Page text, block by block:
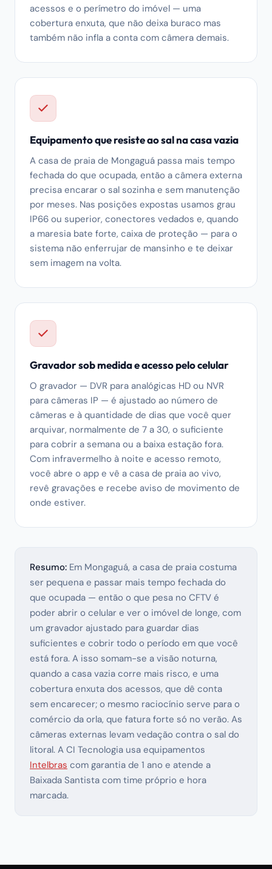
acessos e o perímetro do imóvel — uma
cobertura enxuta, que não deixa buraco mas
também não infla a conta com câmera demais.
Equipamento que resiste ao sal na casa vazia
A casa de praia de Mongaguá passa mais tempo
fechada do que ocupada, então a câmera externa
precisa encarar o sal sozinha e sem manutenção
por meses. Nas posições expostas usamos grau
IP66 ou superior, conectores vedados e, quando
a maresia bate forte, caixa de proteção — para o
sistema não enferrujar de mansinho e te deixar
sem imagem na volta.
Gravador sob medida e acesso pelo celular
O gravador — DVR para analógicas HD ou NVR
para câmeras IP — é ajustado ao número de
câmeras e à quantidade de dias que você quer
arquivar, normalmente de 7 a 30, o suficiente
para cobrir a semana ou a baixa estação fora.
Com infravermelho à noite e acesso remoto,
você abre o app e vê a casa de praia ao vivo,
revê gravações e recebe aviso de movimento de
onde estiver.
Resumo: Em Mongaguá, a casa de praia costuma
ser pequena e passar mais tempo fechada do
que ocupada — então o que pesa no CFTV é
poder abrir o celular e ver o imóvel de longe, com
um gravador ajustado para guardar dias
suficientes e cobrir todo o período em que você
está fora. A isso somam-se a visão noturna,
quando a casa vazia corre mais risco, e uma
cobertura enxuta dos acessos, que dê conta
sem encarecer; o mesmo raciocínio serve para o
comércio da orla, que fatura forte só no verão. As
câmeras externas levam vedação contra o sal do
litoral. A CI Tecnologia usa equipamentos
Intelbras com garantia de 1 ano e atende a
Baixada Santista com time próprio e hora
marcada.